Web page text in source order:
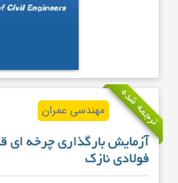
ترجمه شده مهندسی عمران
آزمایش بارگذاری چرخه ای
فولادی نازک